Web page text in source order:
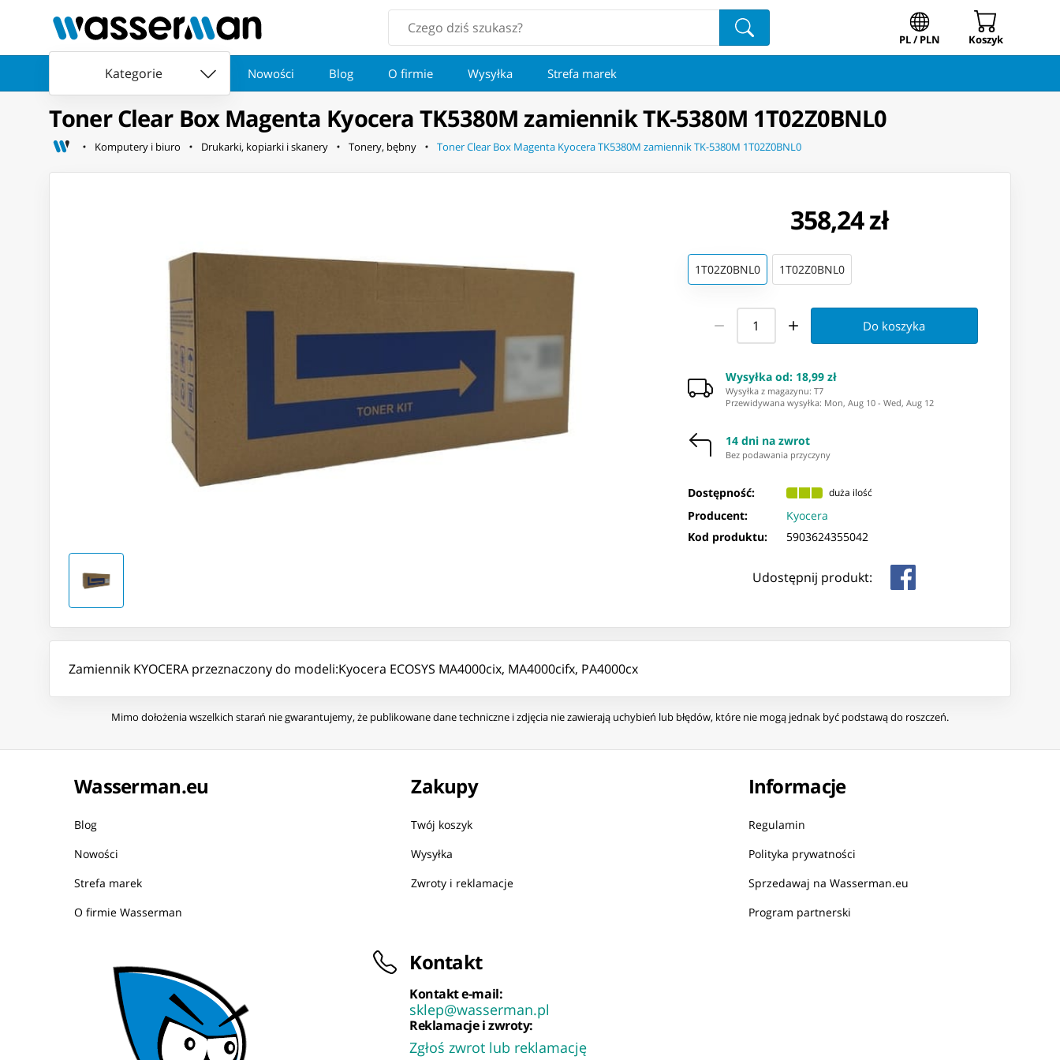
PL / PLN Koszyk
Kategorie Nowości Blog O firmie Wysyłka Strefa marek
Toner Clear Box Magenta Kyocera TK5380M zamiennik TK-5380M 1T02Z0BNL0
Komputery i biuro Drukarki, kopiarki i skanery Tonery, bębny Toner Clear Box Magenta Kyocera TK5380M zamiennik TK-5380M 1T02Z0BNL0
358,24 zł
1T02Z0BNL0 1T02Z0BNL0
Do koszyka
Wysyłka od: 18,99 zł
Wysyłka z magazynu: ⁨T7⁩
Przewidywana wysyłka: Mon, Aug 10 -Wed, Aug 12
14 dni na zwrot
Bez podawania przyczyny
Dostępność: duża ilość
Producent:
Kyocera
Kod produktu:
5903624355042
Udostępnij produkt:
Zamiennik KYOCERA przeznaczony do modeli:Kyocera ECOSYS MA4000cix, MA4000cifx, PA4000cx
Mimo dołożenia wszelkich starań nie gwarantujemy, że publikowane dane techniczne i zdjęcia nie zawierają uchybień lub błędów, które nie mogą jednak być podstawą do roszczeń.
Wasserman.eu
Blog
Nowości
Strefa marek
O firmie Wasserman
Zakupy
Twój koszyk
Wysyłka
Zwroty i reklamacje
Informacje
Regulamin
Polityka prywatności
Sprzedawaj na Wasserman.eu
Program partnerski
Kontakt
Kontakt e-mail:
sklep@wasserman.pl
Reklamacje i zwroty:
Zgłoś zwrot lub reklamację